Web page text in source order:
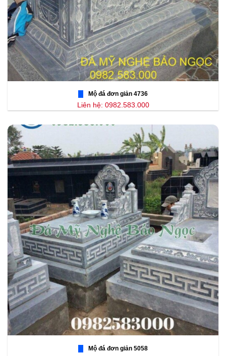
Mộ đá đơn giản 4736
Liên hệ: 0982.583.000
Mộ đá đơn giản 5058